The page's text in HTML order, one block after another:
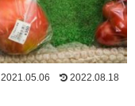
2021.05.06 2022.08.18